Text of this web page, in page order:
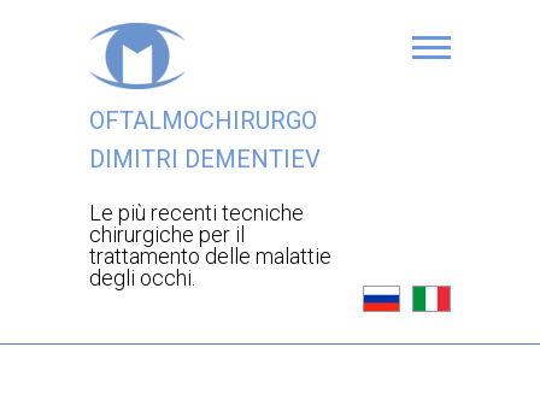
OFTALMOCHIRURGO
DIMITRI DEMENTIEV
Le più recenti tecniche
chirurgiche per il
trattamento delle malattie
degli occhi.